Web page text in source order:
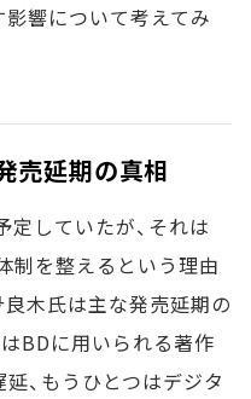
影響について考えてみ
売延期の真相
していたが、それは
制を整えるという理由
木氏は主な発売延期の
BDに用いられる著作
延、もうひとつはデジタ